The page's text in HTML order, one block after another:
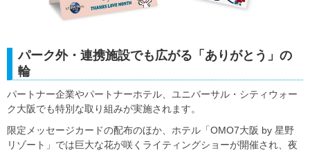
パーク外・連携施設でも広がる「ありがとう」の
輪
パートナー企業やパートナーホテル、ユニバーサル・シティウォー
ク大阪でも特別な取り組みが実施されます。
限定メッセージカードの配布のほか、ホテル「OMO7大阪 by 星野
リゾート」では巨大な花が咲くライティングショーが開催され、夜